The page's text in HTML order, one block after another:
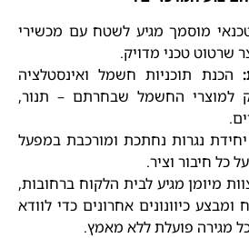
מוסמך מגיע לשטח עם מכשירי
שרטוט טכני מדויק.
הכנת תוכניות חשמל ואינסטלציה
למוצרי החשמל שבחרתם – תנור,
נגרות נחתכת ומורכבת במפעל
כל חיבור וציר.
מיומן מגיע לבית הלקוח ברחובות,
כיוונונים אחרונים כדי לוודא
מגירה פועלת ללא מאמץ.